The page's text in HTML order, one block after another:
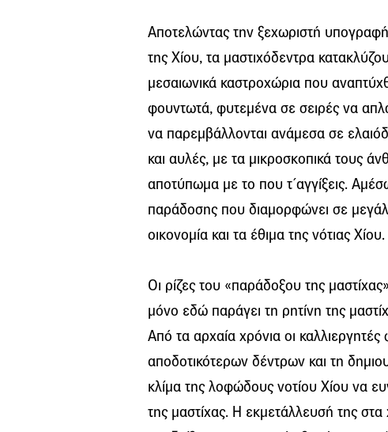
Αποτελώντας την ξεχωριστή
της Χίου, τα μαστιχόδεντρα
μεσαιωνικά καστροχώρια που
φουντωτά, φυτεμένα σε σειρές να
να παρεμβάλλονται ανάμεσα σε
και αυλές, με τα μικροσκοπικά τους
αποτύπωμα με το που τ΄αγγίξεις.
παράδοσης που διαμορφώνει σε
οικονομία και τα έθιμα της νότιας Χίου.
Οι ρίζες του «παράδοξου της
μόνο εδώ παράγει τη ρητίνη της
Από τα αρχαία χρόνια οι
αποδοτικότερων δέντρων και τη
κλίμα της λοφώδους νοτίου Χίου να
της μαστίχας. Η εκμετάλλευσή της